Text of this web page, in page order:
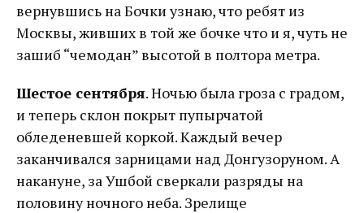
вернувшись на Бочки узнаю, что ребят из
Москвы, живших в той же бочке что и я, чуть не
зашиб “чемодан” высотой в полтора метра.
Шестое сентября. Ночью была гроза с градом,
и теперь склон покрыт пупырчатой
обледеневшей коркой. Каждый вечер
заканчивался зарницами над Донгузоруном. А
накануне, за Ушбой сверкали разряды на
половину ночного неба. Зрелище